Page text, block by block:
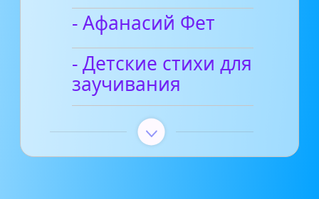
- Афанасий Фет
- Детские стихи для
заучивания